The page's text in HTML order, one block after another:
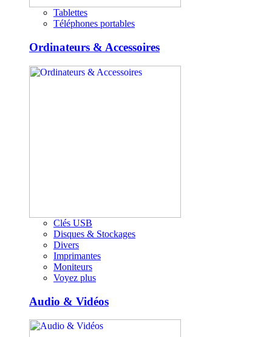
Tablettes
Téléphones portables
Ordinateurs & Accessoires
Clés USB
Disques & Stockages
Divers
Imprimantes
Moniteurs
Voyez plus
Audio & Vidéos